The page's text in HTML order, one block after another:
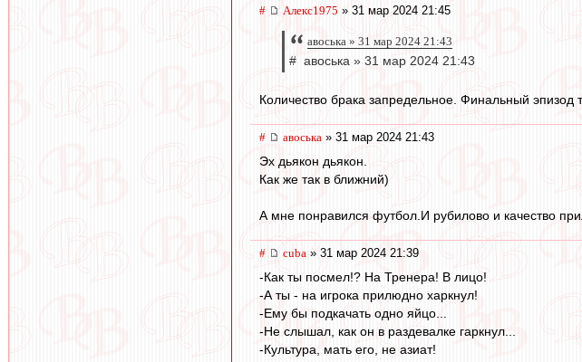
# Алекс1975 » 31 мар 2024 21:45
авоська » 31 мар 2024 21:43
# авоська » 31 мар 2024 21:43
Количество брака запредельное. Финальный эпизод
# авоська » 31 мар 2024 21:43
Эх дьякон дьякон.
Как же так в ближний)
А мне понравился футбол.И рубилово и качество
# cuba » 31 мар 2024 21:39
-Как ты посмел!? На Тренера! В лицо!
-А ты - на игрока прилюдно харкнул!
-Ему бы подкачать одно яйцо...
-Не слышал, как он в раздевалке гаркнул...
-Культура, мать его, не азиат!